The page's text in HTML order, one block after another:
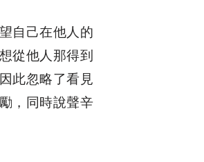
自己在他人的
從他人那得到
此忽略了看見
，同時說聲辛